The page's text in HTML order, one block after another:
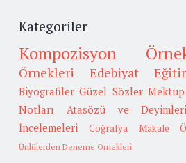
Kategoriler
Kompozisyon
Örnekleri
Edebiyat
Biyografiler Güzel Sözler
Notları
Atasözü ve
İncelemeleri
Coğrafya Makale
Ünlülerden Deneme Örnekleri